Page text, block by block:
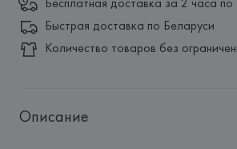
Быстрая доставка по Беларуси
Количество товаров без
Описание